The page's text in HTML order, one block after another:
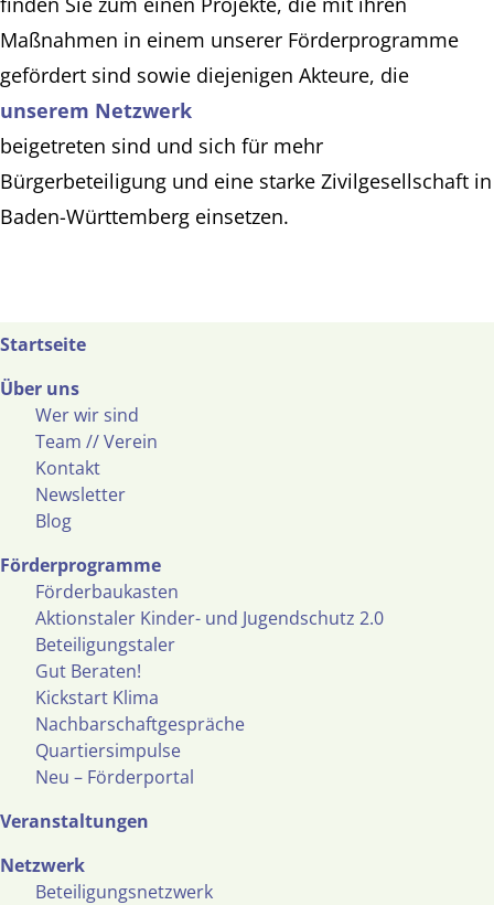
Maßnahmen in einem unserer Förderprogramme
gefördert sind sowie diejenigen Akteure, die
unserem Netzwerk
beigetreten sind und sich für mehr
Bürgerbeteiligung und eine starke Zivilgesellschaft in
Baden-Württemberg einsetzen.
Startseite
Über uns
Wer wir sind
Team // Verein
Kontakt
Newsletter
Blog
Förderprogramme
Förderbaukasten
Aktionstaler Kinder- und Jugendschutz 2.0
Beteiligungstaler
Gut Beraten!
Kickstart Klima
Nachbarschaftgespräche
Quartiersimpulse
Neu – Förderportal
Veranstaltungen
Netzwerk
Beteiligungsnetzwerk